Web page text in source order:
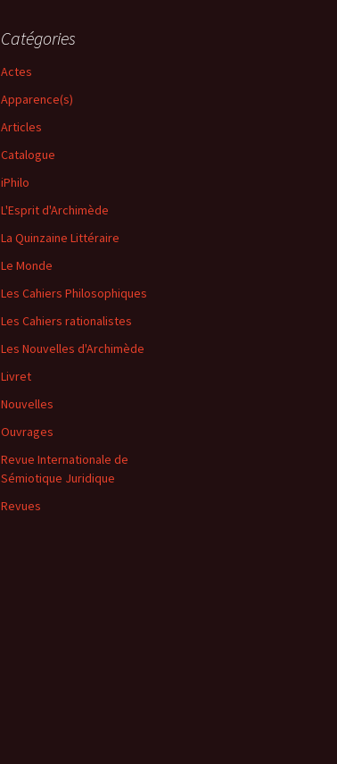
Catégories
Actes
Apparence(s)
Articles
Catalogue
iPhilo
L'Esprit d'Archimède
La Quinzaine Littéraire
Le Monde
Les Cahiers Philosophiques
Les Cahiers rationalistes
Les Nouvelles d'Archimède
Livret
Nouvelles
Ouvrages
Revue Internationale de
Sémiotique Juridique
Revues